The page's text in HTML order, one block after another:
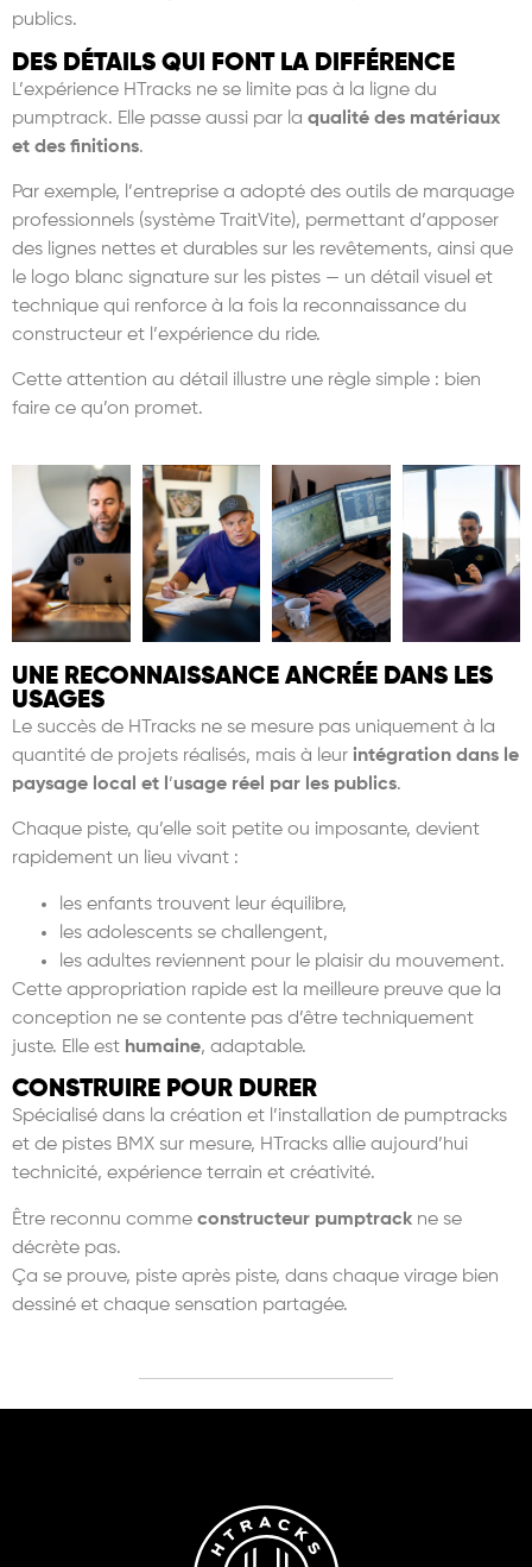
publics.
DES DÉTAILS QUI FONT LA DIFFÉRENCE
L’expérience HTracks ne se limite pas à la ligne du
pumptrack. Elle passe aussi par la qualité des matériaux
et des finitions.
Par exemple, l ’entreprise a adopté des outils de marquage
professionnels (système TraitVite), permettant d’apposer
des lignes nettes et durables sur les revêtements, ainsi que
le logo blanc signature sur les pistes — un détail visuel et
technique qui renforce à la fois la reconnaissance du
constructeur et l ’expérience du ride.
Cette attention au détail illustre une règle simple : bien
faire ce qu’on promet.
UNE RECONNAISSANCE ANCRÉE DANS LES
USAGES
Le succès de HTracks ne se mesure pas uniquement à la
quantité de projets réalisés, mais à leur intégration dans le
paysage local et l ’usage réel par les publics.
Chaque piste, qu’elle soit petite ou imposante, devient
rapidement un lieu vivant :
les enfants trouvent leur équilibre,
les adolescents se challengent,
les adultes reviennent pour le plaisir du mouvement.
Cette appropriation rapide est la meilleure preuve que la
conception ne se contente pas d’être techniquement
juste. Elle est humaine, adaptable.
CONSTRUIRE POUR DURER
Spécialisé dans la création et l’installation de pumptracks
et de pistes BMX sur mesure, HTracks allie aujourd’hui
technicité, expérience terrain et créativité.
Être reconnu comme constructeur pumptrack ne se
décrète pas.
Ça se prouve, piste après piste, dans chaque virage bien
dessiné et chaque sensation partagée.